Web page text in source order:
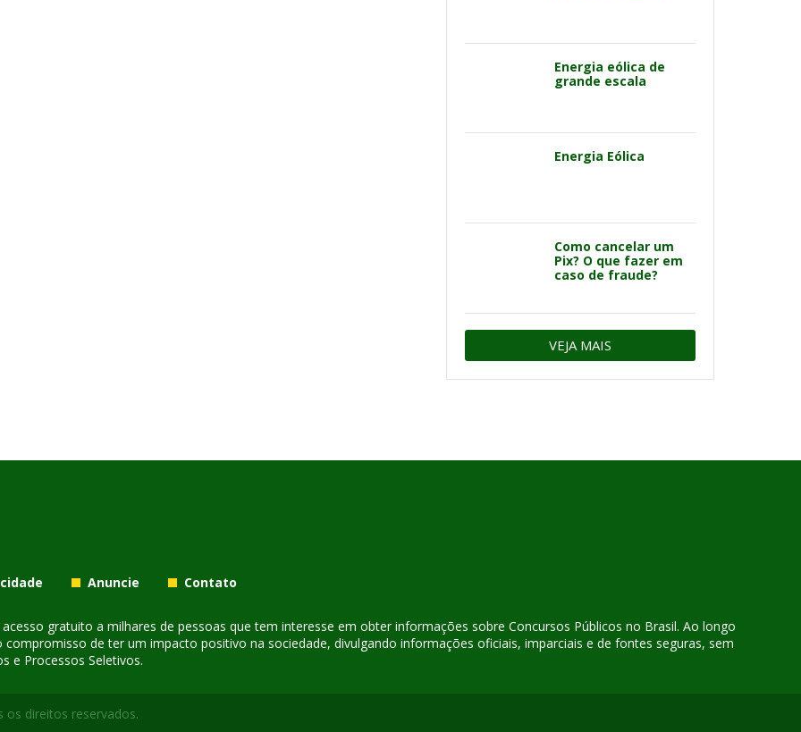
Energia eólica de
grande escala
Energia Eólica
Como cancelar um
Pix? O que fazer em
caso de fraude?
VEJA MAIS
Anuncie Contato
gratuito a milhares de pessoas que tem interesse em obter informações sobre Concursos Públicos no Brasil. Ao longo
de ter um impacto positivo na sociedade, divulgando informações oficiais, imparciais e de fontes seguras, sem
e Processos Seletivos.
os direitos reservados.